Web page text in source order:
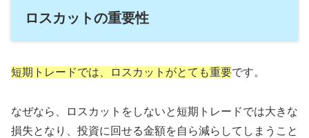
ロスカットの重要性
短期トレードでは、ロスカットがとても重要です。
なぜなら、ロスカットをしないと短期トレードでは大きな
損失となり、投資に回せる金額を自ら減らしてしまうこと